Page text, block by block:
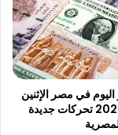
في مصر الإثنين
27 أكتوبر 2025 تحركات جديدة